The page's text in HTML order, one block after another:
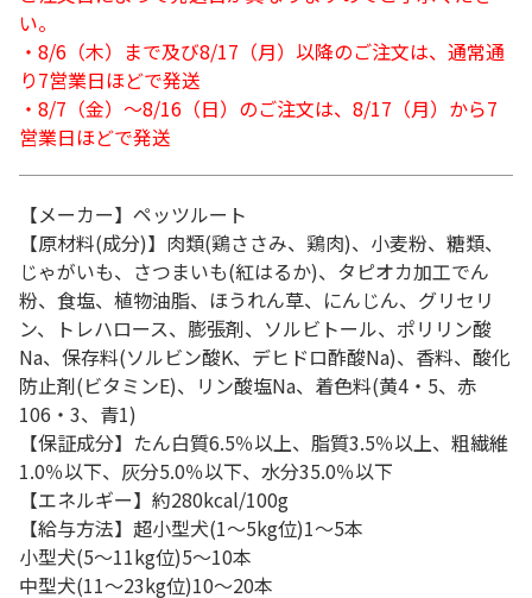
い。
・8/6（木）まで及び8/17（月）以降のご注文は、通常通
り7営業日ほどで発送
・8/7（金）～8/16（日）のご注文は、8/17（月）から7
営業日ほどで発送
【メーカー】ペッツルート
【原材料(成分)】肉類(鶏ささみ、鶏肉)、小麦粉、糖類、
じゃがいも、さつまいも(紅はるか)、タピオカ加工でん
粉、食塩、植物油脂、ほうれん草、にんじん、グリセリ
ン、トレハロース、膨張剤、ソルビトール、ポリリン酸
Na、保存料(ソルビン酸K、デヒドロ酢酸Na)、香料、酸化
防止剤(ビタミンE)、リン酸塩Na、着色料(黄4・5、赤
106・3、青1)
【保証成分】たん白質6.5％以上、脂質3.5％以上、粗繊維
1.0％以下、灰分5.0％以下、水分35.0％以下
【エネルギー】約280kcal/100g
【給与方法】超小型犬(1～5kg位)1～5本
小型犬(5～11kg位)5～10本
中型犬(11～23kg位)10～20本